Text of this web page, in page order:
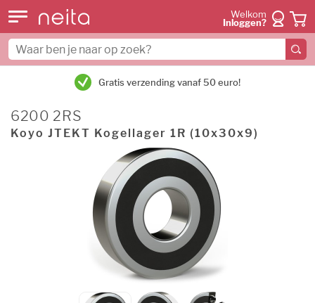
Welkom
Inloggen?
Gratis verzending vanaf 50 euro!
6200 2RS
Koyo JTEKT Kogellager 1R (10x30x9)